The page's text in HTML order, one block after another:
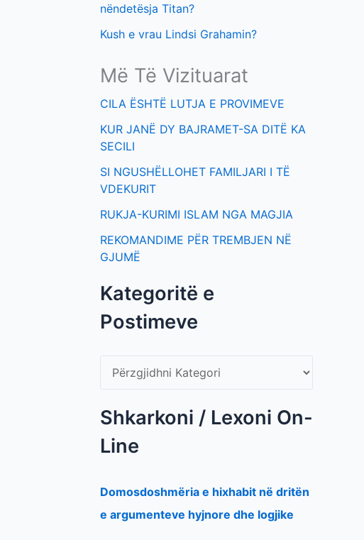
nëndetësja Titan?
Kush e vrau Lindsi Grahamin?
Më Të Vizituarat
CILA ËSHTË LUTJA E PROVIMEVE
KUR JANË DY BAJRAMET-SA DITË KA
SECILI
SI NGUSHËLLOHET FAMILJARI I TË
VDEKURIT
RUKJA-KURIMI ISLAM NGA MAGJIA
REKOMANDIME PËR TREMBJEN NË
GJUMË
Kategoritë e
Postimeve
Shkarkoni / Lexoni On-
Line
Domosdoshmëria e hixhabit në dritën
e argumenteve hyjnore dhe logjike